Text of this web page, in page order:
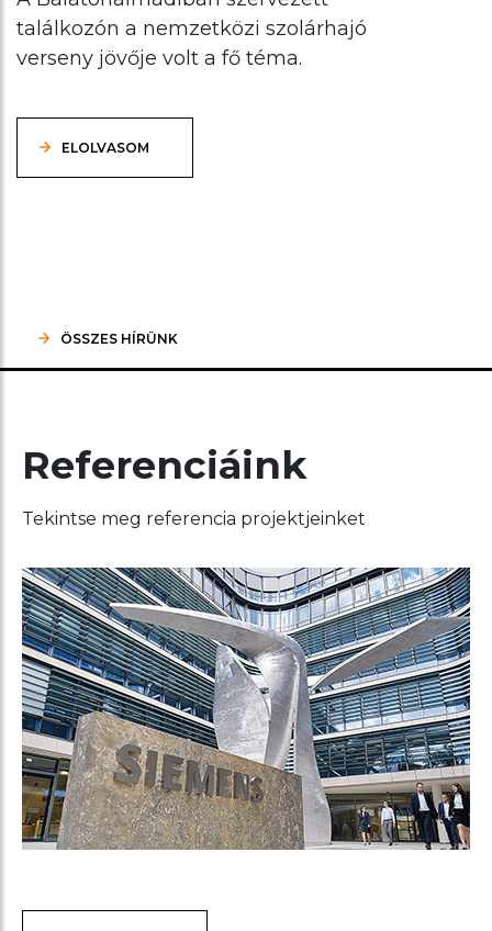
találkozón a nemzetközi szolárhajó
verseny jövője volt a fő téma.
ELOLVASOM
ÖSSZES HÍRÜNK
Referenciáink
Tekintse meg referencia projektjeinket